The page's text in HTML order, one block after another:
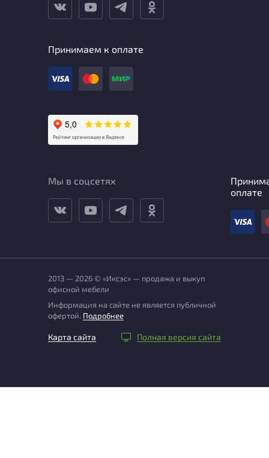
Принимаем к оплате
Мы в соцсетях
оплате
2013 — 2026 © «Иксэс» — продажа и выкуп
офисной мебели
Информация на сайте не является публичной
офертой. Подробнее
Карта сайта Полная версия сайта